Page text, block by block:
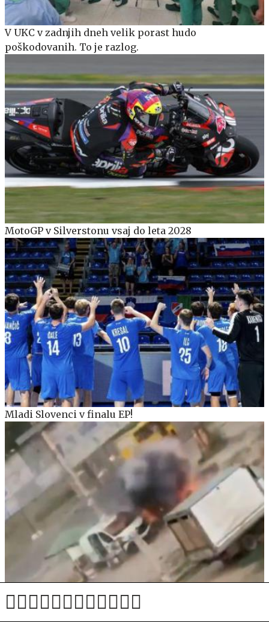
V UKC v zadnjih dneh velik porast hudo
poškodovanih. To je razlog.
MotoGP v Silverstonu vsaj do leta 2028
Mladi Slovenci v finalu EP!
Grozljiv posnetek iz Hersona: Rus z dronom okoli
kombija lovi prodajalca sadja, nato ga rani #video